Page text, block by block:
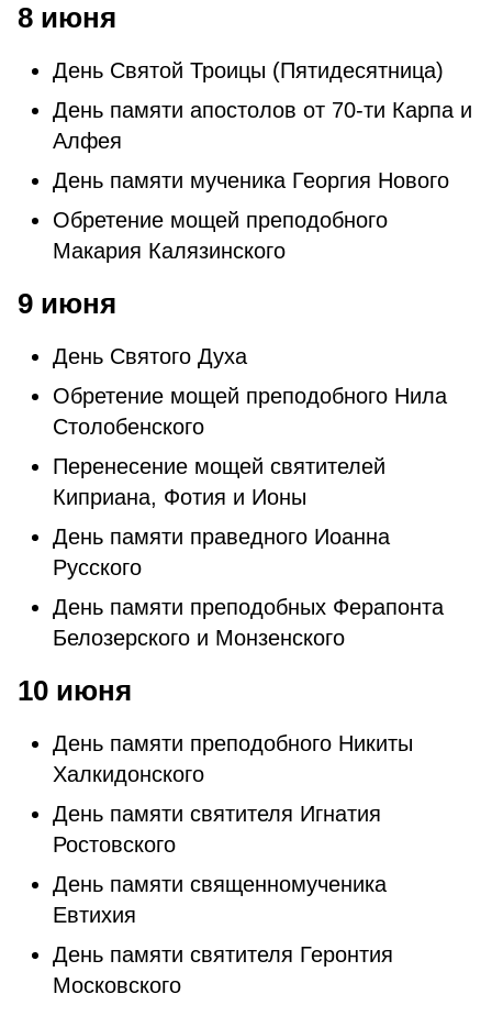
8 июня
День Святой Троицы (Пятидесятница)
День памяти апостолов от 70-ти Карпа и
Алфея
День памяти мученика Георгия Нового
Обретение мощей преподобного
Макария Калязинского
9 июня
День Святого Духа
Обретение мощей преподобного Нила
Столобенского
Перенесение мощей святителей
Киприана, Фотия и Ионы
День памяти праведного Иоанна
Русского
День памяти преподобных Ферапонта
Белозерского и Монзенского
10 июня
День памяти преподобного Никиты
Халкидонского
День памяти святителя Игнатия
Ростовского
День памяти священномученика
Евтихия
День памяти святителя Геронтия
Московского